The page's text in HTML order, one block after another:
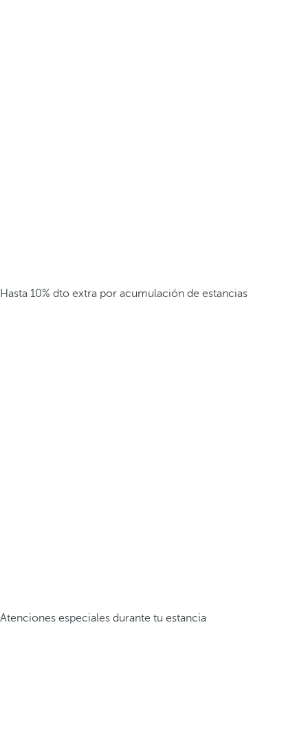
Hasta 10% dto extra por acumulación de estancias
Atenciones especiales durante tu estancia